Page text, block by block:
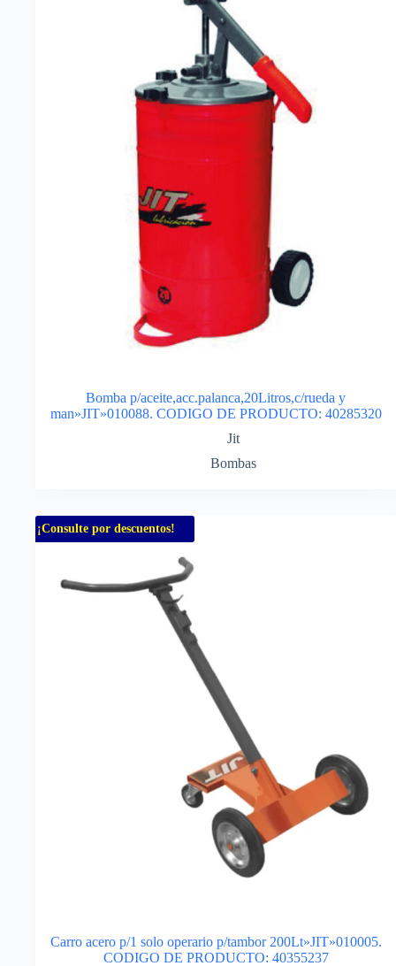
Bomba p/aceite,acc.palanca,20Litros,c/rueda y
man»JIT»010088. CODIGO DE PRODUCTO: 40285320
Jit
Bombas
¡Consulte por descuentos!
Carro acero p/1 solo operario p/tambor 200Lt»JIT»010005.
CODIGO DE PRODUCTO: 40355237